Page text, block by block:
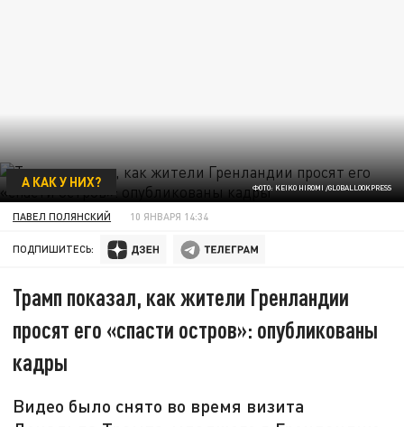
ФОТО: KEIKO HIROMI /GLOBALLOOKPRESS
А КАК У НИХ?
ПАВЕЛ ПОЛЯНСКИЙ 10 ЯНВАРЯ 14:34
ПОДПИШИТЕСЬ:
Трамп показал, как жители Гренландии
просят его «спасти остров»: опубликованы
кадры
Видео было снято во время визита